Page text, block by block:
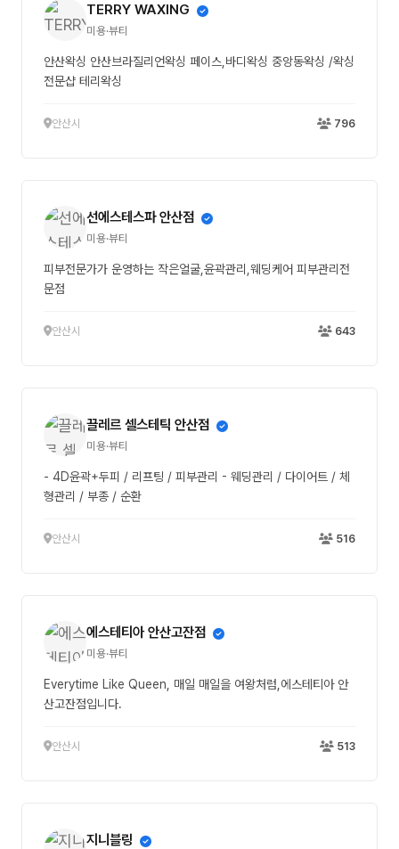
TERRY WAXING
미용·뷰티
안산왁싱 안산브라질리언왁싱 페이스,바디왁싱 중앙동왁싱 /왁싱
전문샵 테리왁싱
안산시 796
선에스테스파 안산점
미용·뷰티
피부전문가가 운영하는 작은얼굴,윤곽관리,웨딩케어 피부관리전
문점
안산시 643
끌레르 셀스테틱 안산점
미용·뷰티
- 4D윤곽+두피 / 리프팅 / 피부관리 - 웨딩관리 / 다이어트 / 체
형관리 / 부종 / 순환
안산시 516
에스테티아 안산고잔점
미용·뷰티
Everytime Like Queen, 매일 매일을 여왕처럼,에스테티아 안
산고잔점입니다.
안산시 513
지니블링